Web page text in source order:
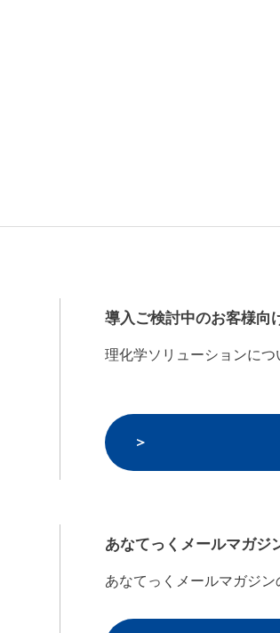
導入ご検討中のお客様向
理化学ソリューションにつ
あなてっくメールマガジ
あなてっくメールマガジン